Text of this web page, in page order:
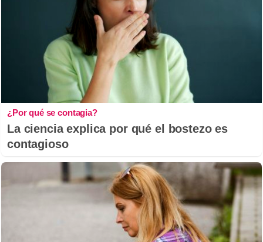
¿Por qué se contagia?
La ciencia explica por qué el bostezo es
contagioso